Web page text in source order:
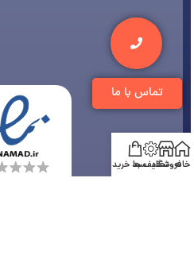
تماس با ما
خانهفروشگاه
تخفیف هاسبد خرید